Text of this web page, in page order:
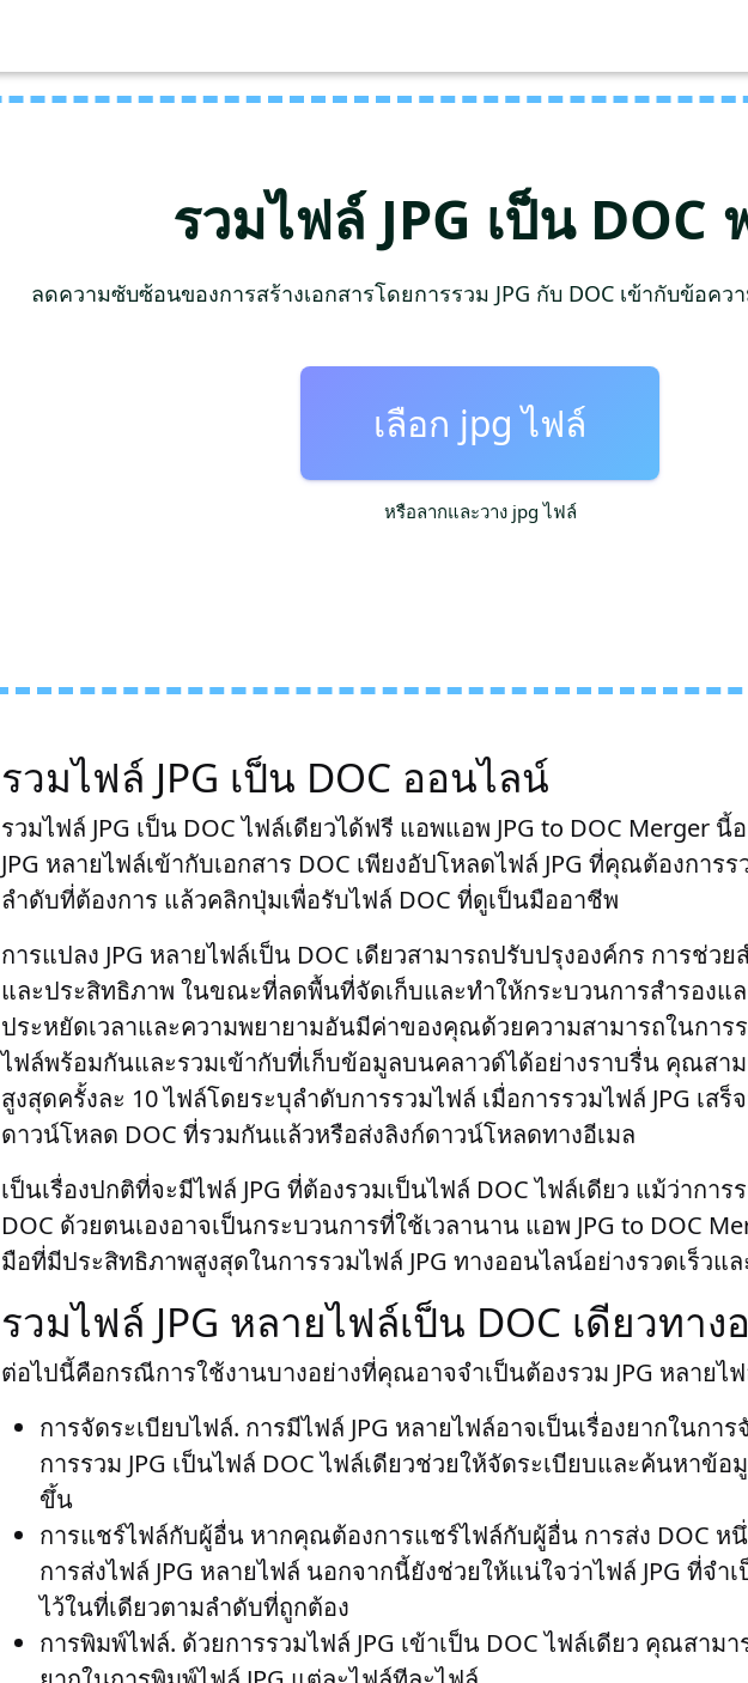
รวมไฟล์ JPG เป็น DOC
ลดความซับซ้อนของการสร้างเอกสารโดยการรวม JPG กับ DOC เข้ากับข้อค
เลือก jpg ไฟล์
หรือลากและวาง jpg ไฟล์
รวมไฟล์ JPG เป็น DOC ออนไลน์
รวมไฟล์ JPG เป็น DOC ไฟล์เดียวได้ฟรี แอพแอพ JPG to DOC Merger
JPG หลายไฟล์เข้ากับเอกสาร DOC เพียงอัปโหลดไฟล์ JPG ที่คุณต้องการ
ลำดับที่ต้องการ แล้วคลิกปุ่มเพื่อรับไฟล์ DOC ที่ดูเป็นมืออาชีพ
การแปลง JPG หลายไฟล์เป็น DOC เดียวสามารถปรับปรุงองค์กร การช่วย
และประสิทธิภาพ ในขณะที่ลดพื้นที่จัดเก็บและทำให้กระบวนการสำรองแ
ประหยัดเวลาและความพยายามอันมีค่าของคุณด้วยความสามารถในการร
ไฟล์พร้อมกันและรวมเข้ากับที่เก็บข้อมูลบนคลาวด์ได้อย่างราบรื่น คุณสาม
สูงสุดครั้งละ 10 ไฟล์โดยระบุลำดับการรวมไฟล์ เมื่อการรวมไฟล์ JPG เ
ดาวน์โหลด DOC ที่รวมกันแล้วหรือส่งลิงก์ดาวน์โหลดทางอีเมล
เป็นเรื่องปกติที่จะมีไฟล์ JPG ที่ต้องรวมเป็นไฟล์ DOC ไฟล์เดียว แม้ว่าการ
DOC ด้วยตนเองอาจเป็นกระบวนการที่ใช้เวลานาน แอพ JPG to DOC
มือที่มีประสิทธิภาพสูงสุดในการรวมไฟล์ JPG ทางออนไลน์อย่างรวดเร็วแล
รวมไฟล์ JPG หลายไฟล์เป็น DOC เดียวทา
ต่อไปนี้คือกรณีการใช้งานบางอย่างที่คุณอาจจำเป็นต้องรวม JPG หลายไฟ
การจัดระเบียบไฟล์. การมีไฟล์ JPG หลายไฟล์อาจเป็นเรื่องยากในกา
การรวม JPG เป็นไฟล์ DOC ไฟล์เดียวช่วยให้จัดระเบียบและค้นหาข้อ
ขึ้น
การแชร์ไฟล์กับผู้อื่น หากคุณต้องการแชร์ไฟล์กับผู้อื่น การส่ง DOC ห
การส่งไฟล์ JPG หลายไฟล์ นอกจากนี้ยังช่วยให้แน่ใจว่าไฟล์ JPG ที่จำ
ไว้ในที่เดียวตามลำดับที่ถูกต้อง
การพิมพ์ไฟล์. ด้วยการรวมไฟล์ JPG เข้าเป็น DOC ไฟล์เดียว คุณสาม